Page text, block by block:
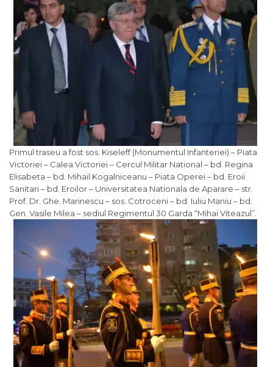
Primul traseu a fost sos. Kiseleff (Monumentul Infanteriei) – Piata
Victoriei – Calea Victoriei – Cercul Militar National – bd. Regina
Elisabeta – bd. Mihail Kogalniceanu – Piata Operei – bd. Eroii
Sanitari – bd. Eroilor – Universitatea Nationala de Aparare – str.
Prof. Dr. Ghe. Marinescu – sos. Cotroceni – bd. Iuliu Maniu – bd.
Gen. Vasile Milea – sediul Regimentul 30 Garda “Mihai Viteazul”.